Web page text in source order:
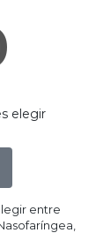
elegir
entre